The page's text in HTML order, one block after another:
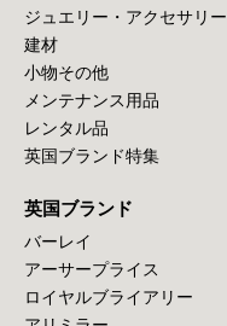
ジュエリー・アクセサリー
建材
小物その他
メンテナンス用品
レンタル品
英国ブランド特集
英国ブランド
バーレイ
アーサープライス
ロイヤルブライアリー